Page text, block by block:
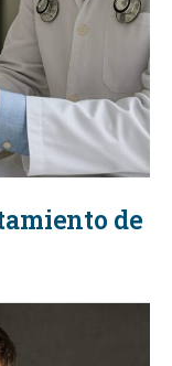
de